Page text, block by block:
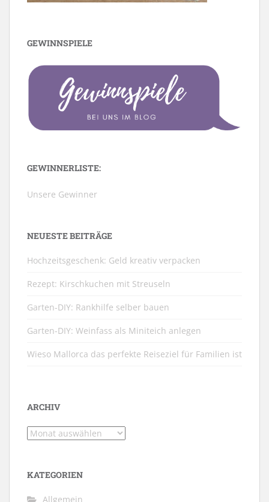
GEWINNSPIELE
GEWINNERLISTE:
Unsere Gewinner
NEUESTE BEITRÄGE
Hochzeitsgeschenk: Geld kreativ verpacken
Rezept: Kirschkuchen mit Streuseln
Garten-DIY: Rankhilfe selber bauen
Garten-DIY: Weinfass als Miniteich anlegen
Wieso Mallorca das perfekte Reiseziel für Familien ist
ARCHIV
Archiv
KATEGORIEN
Allgemein